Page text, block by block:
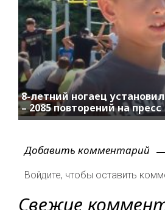
8-летний ногаец
– 2085 повторений на пресс
Добавить комментарий
Войдите, чтобы оставить
Свежие